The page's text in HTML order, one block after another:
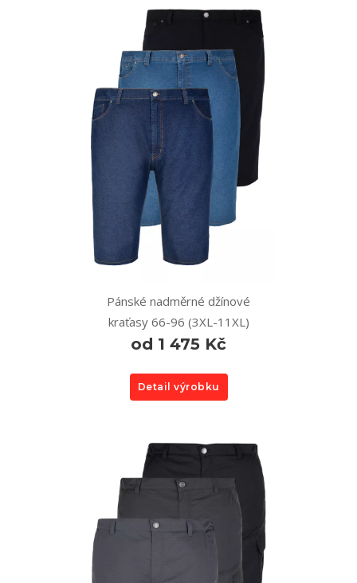
Pánské nadměrné džínové
kraťasy 66-96 (3XL-11XL)
od 1 475 Kč
Detail výrobku